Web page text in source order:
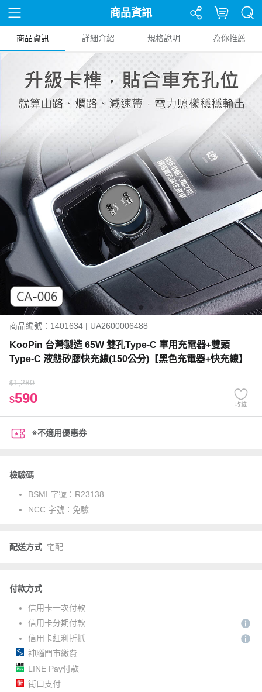
商品資訊
商品資訊 詳細介紹 規格說明 為你推薦
商品編號：1401634 | UA2600006488
KooPin 台灣製造 65W 雙孔Type-C 車用充電器+雙頭
Type-C 液態矽膠快充線(150公分)【黑色充電器+快充線】
$1,280
$590 收藏
※不適用優惠券
檢驗碼
BSMI 字號： R23138
NCC 字號： 免驗
配送方式 宅配
付款方式
信用卡一次付款
信用卡分期付款
信用卡紅利折抵
神腦門市繳費
LINE Pay付款
街口支付